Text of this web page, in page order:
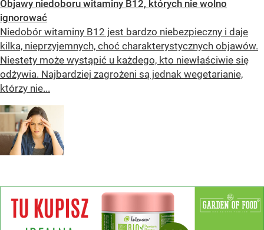
Objawy niedoboru witaminy B12, których nie wolno
ignorować
Niedobór witaminy B12 jest bardzo niebezpieczny i daje
kilka, nieprzyjemnych, choć charakterystycznych objawów.
Niestety może wystąpić u każdego, kto niewłaściwie się
odżywia. Najbardziej zagrożeni są jednak wegetarianie,
którzy nie...